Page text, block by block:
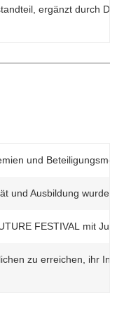
ergänzt durch
und
und Ausbildung
FESTIVAL mit
zu erreichen, ihr